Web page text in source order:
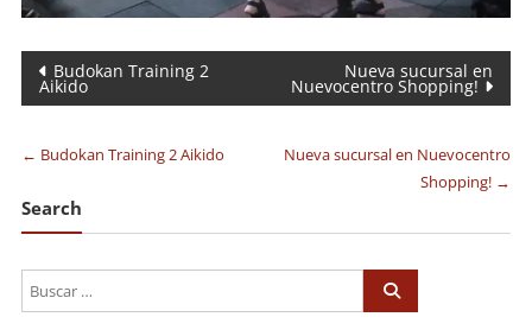
Navegación
de
entradas
Budokan Training 2
Aikido
Nueva sucursal en
Nuevocentro Shopping!
← Budokan Training 2 Aikido
Nueva sucursal en Nuevocentro
Shopping! →
Search